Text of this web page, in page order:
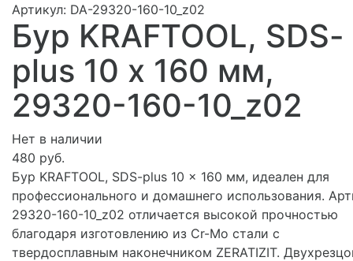
Артикул: DA-29320-160-10_z02
Бур KRAFTOOL, SDS-
plus 10 х 160 мм,
29320-160-10_z02
Нет в наличии
480 руб.
Бур KRAFTOOL, SDS-plus 10 x 160 мм, идеален для
профессионального и домашнего использования.
29320-160-10_z02 отличается высокой прочностью
благодаря изготовлению из Cr-Mo стали с
твердосплавным наконечником ZERATIZIT.